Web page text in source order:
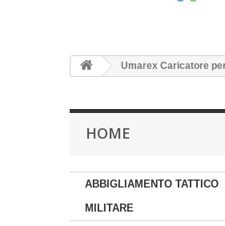
Umarex Caricatore
HOME
ABBIGLIAMENTO TATTICO
MILITARE